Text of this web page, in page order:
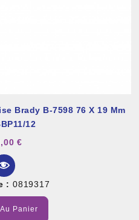
Brady B-7598 76 X 19 Mm
12
€
: 0819317
Panier